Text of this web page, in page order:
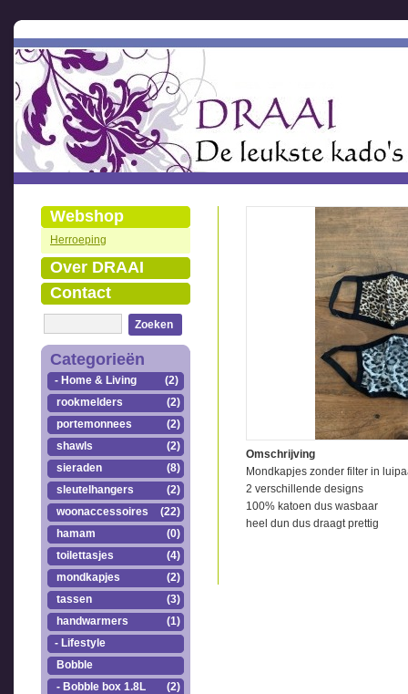
Webshop
Herroeping
Over DRAAI
Contact
Zoeken
Categorieën
- Home & Living
(2)
rookmelders
(2)
portemonnees
(2)
shawls
(2)
sieraden
(8)
sleutelhangers
(2)
woonaccessoires
(22)
hamam
(0)
toilettasjes
(4)
mondkapjes
(2)
tassen
(3)
handwarmers
(1)
- Lifestyle
Bobble
- Bobble box 1.8L
(2)
Omschrijving
Mondkapjes zonder filter in
2 verschillende designs
100% katoen dus wasbaar
heel dun dus draagt prettig